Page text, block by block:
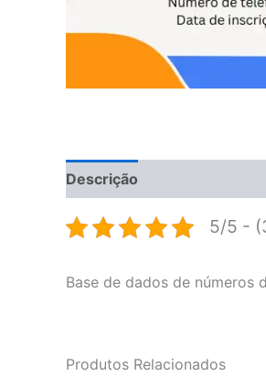
Descrição
5/5 -
Base de dados de números
Produtos Relacionados